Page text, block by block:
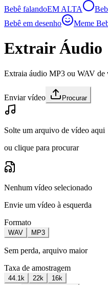
Bebê falandoEM ALTA
Bebê em desenho
Meme
Extrair Áudio
Extraia áudio MP3 ou WAV de
Enviar vídeo Procurar
Solte um arquivo de vídeo aqui
ou clique para procurar
Nenhum vídeo selecionado
Envie um vídeo à esquerda
Formato
WAV MP3
Sem perda, arquivo maior
Taxa de amostragem
44.1k 22k 16k